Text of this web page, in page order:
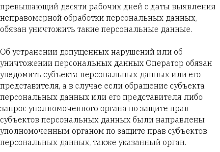
превышающий десяти рабочих дней с даты выявления
неправомерной обработки персональных данных,
обязан уничтожить такие персональные данные.
Об устранении допущенных нарушений или об
уничтожении персональных данных Оператор обязан
уведомить субъекта персональных данных или его
представителя, а в случае если обращение субъекта
персональных данных или его представителя либо
запрос уполномоченного органа по защите прав
субъектов персональных данных были направлены
уполномоченным органом по защите прав субъектов
персональных данных, также указанный орган.